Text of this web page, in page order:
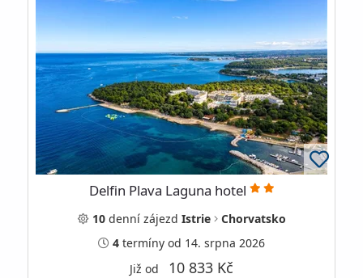
Delfin Plava Laguna hotel
10dennízájezd Istrie
Chorvatsko
4 termíny od 14. srpna 2026
Již od 10 833 Kč